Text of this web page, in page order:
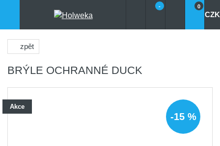
- 0
CZK
zpět
BRÝLE OCHRANNÉ DUCK
Akce
-15 %